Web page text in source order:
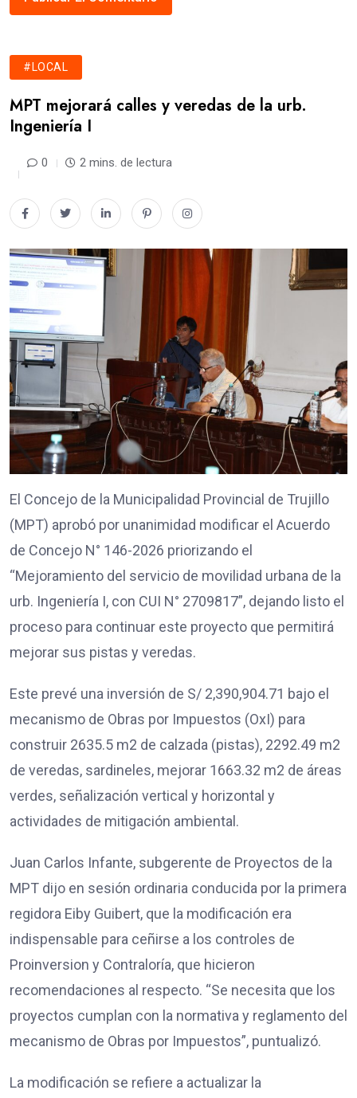
#LOCAL
MPT mejorará calles y veredas de la urb.
Ingeniería I
0 2 mins. de lectura
El Concejo de la Municipalidad Provincial de Trujillo
(MPT) aprobó por unanimidad modificar el Acuerdo
de Concejo N° 146-2026 priorizando el
“Mejoramiento del servicio de movilidad urbana de la
urb. Ingeniería I, con CUI N° 2709817”, dejando listo el
proceso para continuar este proyecto que permitirá
mejorar sus pistas y veredas.
Este prevé una inversión de S/ 2,390,904.71 bajo el
mecanismo de Obras por Impuestos (OxI) para
construir 2635.5 m2 de calzada (pistas), 2292.49 m2
de veredas, sardineles, mejorar 1663.32 m2 de áreas
verdes, señalización vertical y horizontal y
actividades de mitigación ambiental.
Juan Carlos Infante, subgerente de Proyectos de la
MPT dijo en sesión ordinaria conducida por la primera
regidora Eiby Guibert, que la modificación era
indispensable para ceñirse a los controles de
Proinversion y Contraloría, que hicieron
recomendaciones al respecto. “Se necesita que los
proyectos cumplan con la normativa y reglamento del
mecanismo de Obras por Impuestos”, puntualizó.
La modificación se refiere a actualizar la